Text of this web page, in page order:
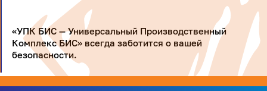
«УПК БИС — Универсальный Производственный
Комплекс БИС» всегда заботится о вашей
безопасности.